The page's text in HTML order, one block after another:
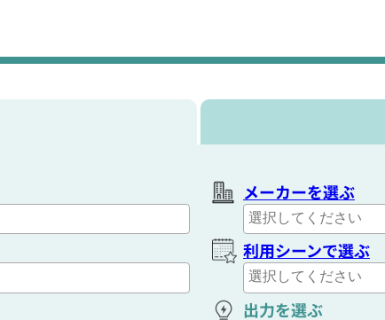
メーカーを選ぶ
利用シーンで選ぶ
出力を選ぶ